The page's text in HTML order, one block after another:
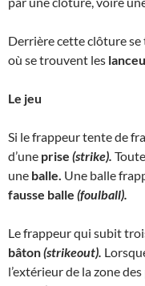
Derrière cette clôture
où se trouvent les
Le jeu
Si le frappeur tente de
d’une prise (strike).
une balle. Une balle
fausse balle (foulball).
Le frappeur qui subit
bâton(strikeout).
l’extérieur de la zone